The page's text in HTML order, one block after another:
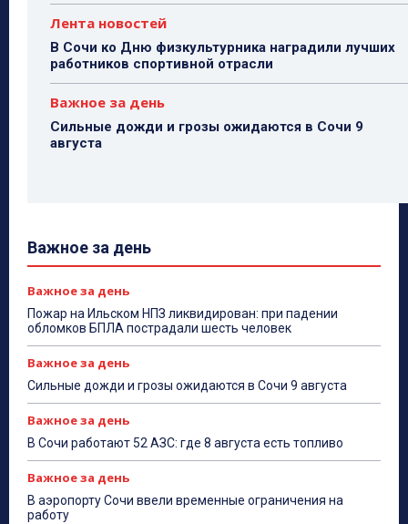
Лента новостей
В Сочи ко Дню физкультурника наградили лучших
работников спортивной отрасли
Важное за день
Сильные дожди и грозы ожидаются в Сочи 9
августа
Важное за день
Важное за день
Пожар на Ильском НПЗ ликвидирован: при падении
обломков БПЛА пострадали шесть человек
Важное за день
Сильные дожди и грозы ожидаются в Сочи 9 августа
Важное за день
В Сочи работают 52 АЗС: где 8 августа есть топливо
Важное за день
В аэропорту Сочи ввели временные ограничения на
работу